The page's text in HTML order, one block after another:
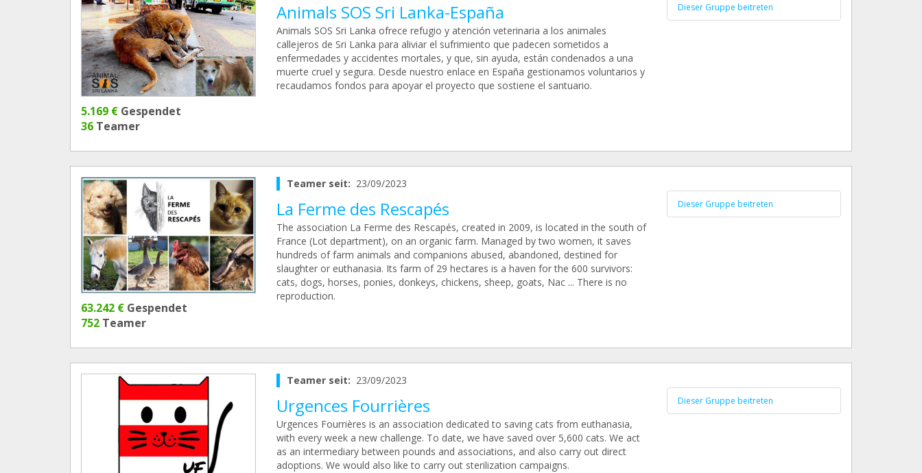
5.169 € Gespendet
36 Teamer
Animals SOS Sri Lanka-España
Animals SOS Sri Lanka ofrece refugio y atención veterinaria a los animales
callejeros de Sri Lanka para aliviar el sufrimiento que padecen sometidos a
enfermedades y accidentes mortales, y que, sin ayuda, están condenados a una
muerte cruel y segura. Desde nuestro enlace en España gestionamos voluntarios y
recaudamos fondos para apoyar el proyecto que sostiene el santuario.
Dieser Gruppe beitreten
63.242 € Gespendet
752 Teamer
Teamer seit: 23/09/2023
La Ferme des Rescapés
The association La Ferme des Rescapés, created in 2009, is located in the south of
France (Lot department), on an organic farm. Managed by two women, it saves
hundreds of farm animals and companions abused, abandoned, destined for
slaughter or euthanasia. Its farm of 29 hectares is a haven for the 600 survivors:
cats, dogs, horses, ponies, donkeys, chickens, sheep, goats, Nac ... There is no
reproduction.
Dieser Gruppe beitreten
Teamer seit: 23/09/2023
Urgences Fourrières
Urgences Fourrières is an association dedicated to saving cats from euthanasia,
with every week a new challenge. To date, we have saved over 5,600 cats. We act
as an intermediary between pounds and associations, and also carry out direct
adoptions. We would also like to carry out sterilization campaigns.
Dieser Gruppe beitreten